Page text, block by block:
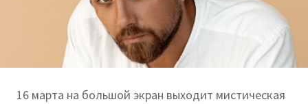
16 марта на большой экран выходит мистическая